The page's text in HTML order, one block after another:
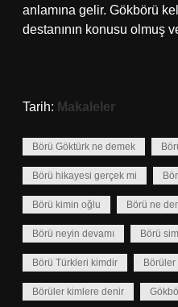
anlamına gelir. Gökbörü
destanının konusu olmuş
Tarih: Makaleler
Börü Göktürk ne demek
Börü hikayesi gerçek mi
Börü kimin oğlu Börü ne
Börü neyin devamı Börü
Börü Türkleri kimdir
Börüler kimlere denir